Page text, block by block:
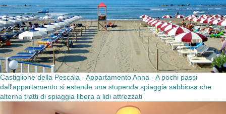
Castiglione della Pescaia - Appartamento Anna - A pochi passi
dall'appartamento si estende una stupenda spiaggia sabbiosa che
alterna tratti di spiaggia libera a lidi attrezzati